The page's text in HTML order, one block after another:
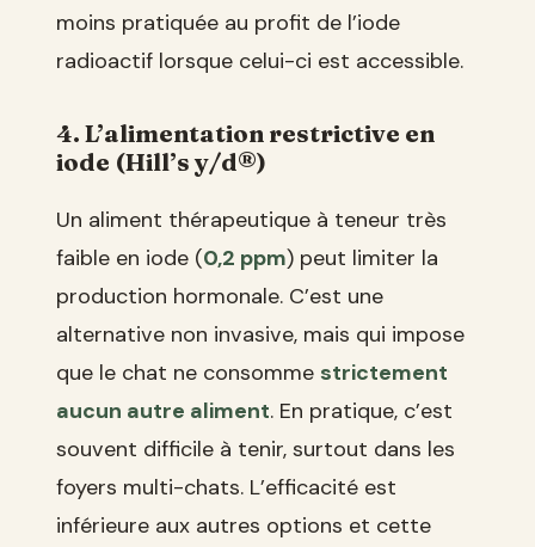
moins pratiquée au profit de l’iode
radioactif lorsque celui-ci est accessible.
4. L’alimentation restrictive en
iode (Hill’s y/d®)
Un aliment thérapeutique à teneur très
faible en iode (0,2 ppm) peut limiter la
production hormonale. C’est une
alternative non invasive, mais qui impose
que le chat ne consomme strictement
aucun autre aliment. En pratique, c’est
souvent difficile à tenir, surtout dans les
foyers multi-chats. L’efficacité est
inférieure aux autres options et cette